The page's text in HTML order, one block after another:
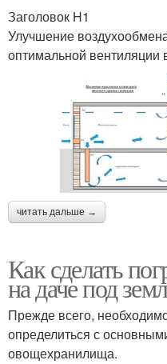
Заголовок H1
Улучшение
оптимальной вентиляции
читать дальше →
Как сделать
на даче под
Прежде всего,
определиться с
овощехранилища.